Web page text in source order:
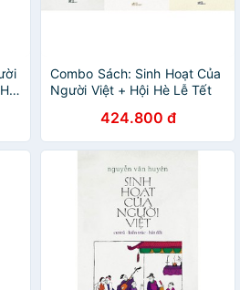
Combo Sách: Sinh Hoạt Của
Người Việt + Hội Hè Lễ Tết
Việt Nam - Tác Giả Nguyễn
Văn Huyên
424.800 đ